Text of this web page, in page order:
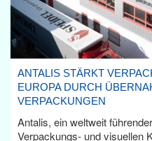
ANTALIS STÄRKT
EUROPA DURCH
VERPACKUNGEN
Antalis, ein weltweit
Verpackungs- und visuellen